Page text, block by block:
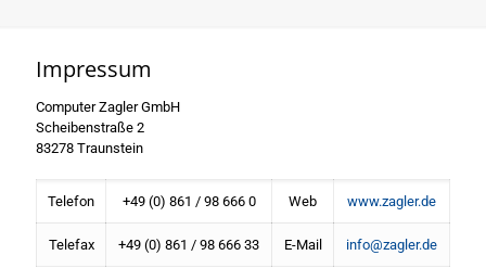
Impressum
Computer Zagler GmbH
Scheibenstraße 2
83278 Traunstein
Telefon +49 (0) 861 / 98 666 0 Web www.zagler.de
Telefax +49 (0) 861 / 98 666 33 E-Mail info@zagler.de